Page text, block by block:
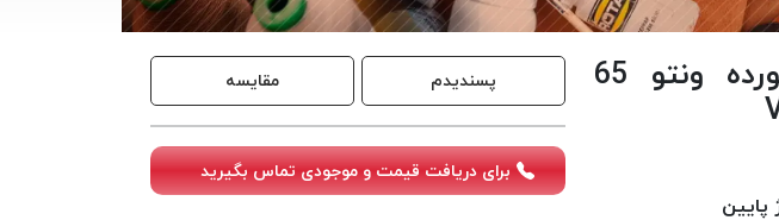
نخ بافت موم خورده ونتو 65
پایین
پسندیدم مقایسه
برای دریافت قیمت و موجودی تماس بگیرید